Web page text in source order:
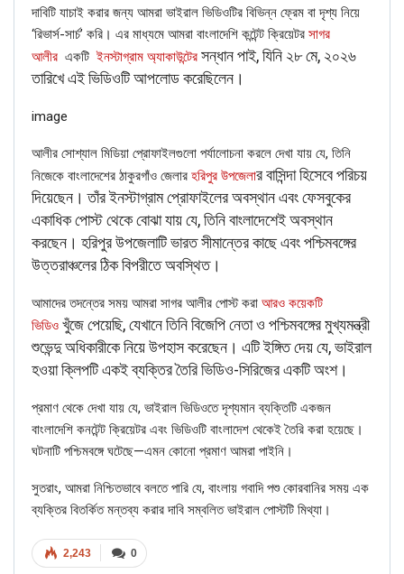
Email
Phone
Picture/video url
Description
Click herefor Latest News
AI-powered smart
দাবিটি যাচাই করার জন্য আমরা ভাইরাল ভিডিওটির বিভিন্ন ফ্রেম বা দৃশ্য নিয়ে
‘রিভার্স-সার্চ’ করি। এর মাধ্যমে আমরা বাংলাদেশি কন্টেন্ট ক্রিয়েটর সাগর
আলীর একটি ইনস্টাগ্রাম অ্যাকাউন্টের সন্ধান পাই, যিনি ২৮ মে, ২০২৬
তারিখে এই ভিডিওটি আপলোড করেছিলেন।
image
আলীর সোশ্যাল মিডিয়া প্রোফাইলগুলো পর্যালোচনা করলে দেখা যায় যে, তিনি
নিজেকে বাংলাদেশের ঠাকুরগাঁও জেলার হরিপুর উপজেলার বাসিন্দা হিসেবে পরিচয়
দিয়েছেন। তাঁর ইনস্টাগ্রাম প্রোফাইলের অবস্থান এবং ফেসবুকের
একাধিক পোস্ট থেকে বোঝা যায় যে, তিনি বাংলাদেশেই অবস্থান
করছেন। হরিপুর উপজেলাটি ভারত সীমান্তের কাছে এবং পশ্চিমবঙ্গের
উত্তরাঞ্চলের ঠিক বিপরীতে অবস্থিত।
আমাদের তদন্তের সময় আমরা সাগর আলীর পোস্ট করা আরও কয়েকটি
ভিডিও খুঁজে পেয়েছি, যেখানে তিনি বিজেপি নেতা ও পশ্চিমবঙ্গের মুখ্যমন্ত্রী
শুভেন্দু অধিকারীকে নিয়ে উপহাস করেছেন। এটি ইঙ্গিত দেয় যে, ভাইরাল
হওয়া ক্লিপটি একই ব্যক্তির তৈরি ভিডিও-সিরিজের একটি অংশ।
প্রমাণ থেকে দেখা যায় যে, ভাইরাল ভিডিওতে দৃশ্যমান ব্যক্তিটি একজন
বাংলাদেশি কনটেন্ট ক্রিয়েটর এবং ভিডিওটি বাংলাদেশ থেকেই তৈরি করা হয়েছে।
ঘটনাটি পশ্চিমবঙ্গে ঘটেছে—এমন কোনো প্রমাণ আমরা পাইনি।
সুতরাং, আমরা নিশ্চিতভাবে বলতে পারি যে, বাংলায় গবাদি পশু কোরবানির সময় এক
ব্যক্তির বিতর্কিত মন্তব্য করার দাবি সম্বলিত ভাইরাল পোস্টটি মিথ্যা।
0
2,243